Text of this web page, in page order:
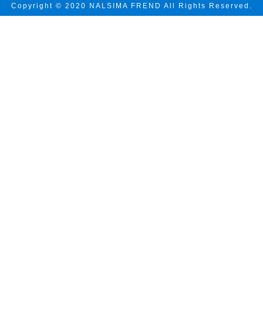
Copyright © 2020 NALSIMA FREND All Rights Reserved.